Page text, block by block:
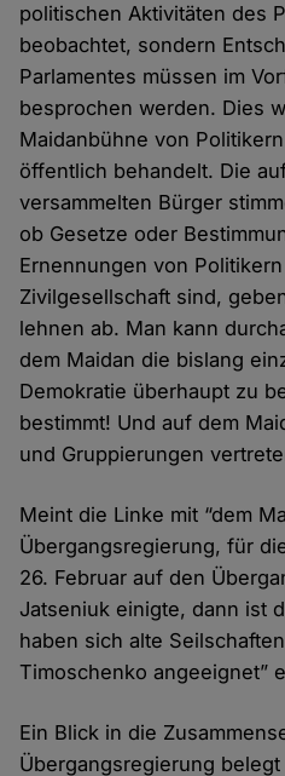
politischen Aktivitäten des
beobachtet, sondern
Parlamentes müssen im
besprochen werden. Dies
Maidanbühne von
öffentlich behandelt. Die
versammelten Bürger
ob Gesetze oder
Ernennungen von
Zivilgesellschaft sind,
lehnen ab. Man kann
dem Maidan die bislang
Demokratie überhaupt zu
bestimmt! Und auf dem
und Gruppierungen
Meint die Linke mit “dem
Übergangsregierung, für
26. Februar auf den
Jatseniuk einigte, dann ist
haben sich alte
Timoschenko angeeignet”
Ein Blick in die
Übergangsregierung